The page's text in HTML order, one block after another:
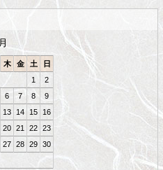
木 金 土
日
1
2
6 7 8
9
13 14 15
16
20 21 22 23
27 28 29 30